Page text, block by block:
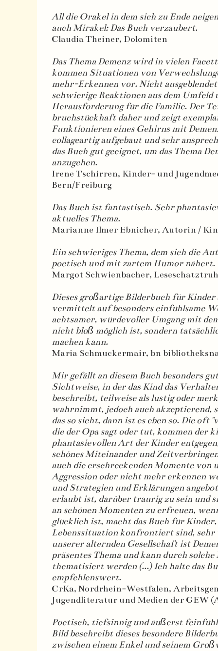
All die Orakel in dem sich zu Ende
auch Mirakel: Das Buch verzaubert.
Claudia Theiner, Dolomiten
Das Thema Demenz wird in vielen
kommen Situationen von
mehr-Erkennen vor. Nicht
schwierige Reaktionen aus dem Umfeld
Herausforderung für die Familie. Der
bruchstückhaft daher und zeigt
Funktionieren eines Gehirns mit
collageartig aufgebaut und sehr
das Buch gut geeignet, um das Thema
anzugehen.
Irene Tschirren, Kinder- und
Bern/Freiburg
Das Buch ist fantastisch. Sehr
aktuelles Thema.
Marianne Ilmer Ebnicher, Autorin /
Ein schwieriges Thema, dem sich die
poetisch und mit zartem Humor nähert.
Margot Schwienbacher,
Dieses großartige Bilderbuch für Kinder
vermittelt auf besonders einfühlsame
achtsamer, würdevoller Umgang mit
nicht bloß möglich ist, sondern
machen kann.
Maria Schmuckermair, bn
Mir gefällt an diesem Buch besonders
Sichtweise, in der das Kind das
beschreibt, teilweise als lustig oder
wahrnimmt, jedoch auch akzeptierend,
das so sieht, dann ist es eben so. Die oft
die der Opa sagt oder tut, kommen der
phantasievollen Art der Kinder
schönes Miteinander und
auch die erschreckenden Momente von
Aggression oder nicht mehr erkennen
und Strategien und Erklärungen
erlaubt ist, darüber traurig zu sein und
an schönen Momenten zu erfreuen,
glücklich ist, macht das Buch für
Lebenssituation konfrontiert sind,
unserer alternden Gesellschaft ist
präsentes Thema und kann durch solche
thematisiert werden (...) Ich halte das
empfehlenswert.
CrKa, Nordrhein-Westfalen,
Jugendliteratur und Medien der GEW
Poetisch, tiefsinnig und äußerst
Bild beschreibt dieses besondere
zwischen einem Enkel und seinem